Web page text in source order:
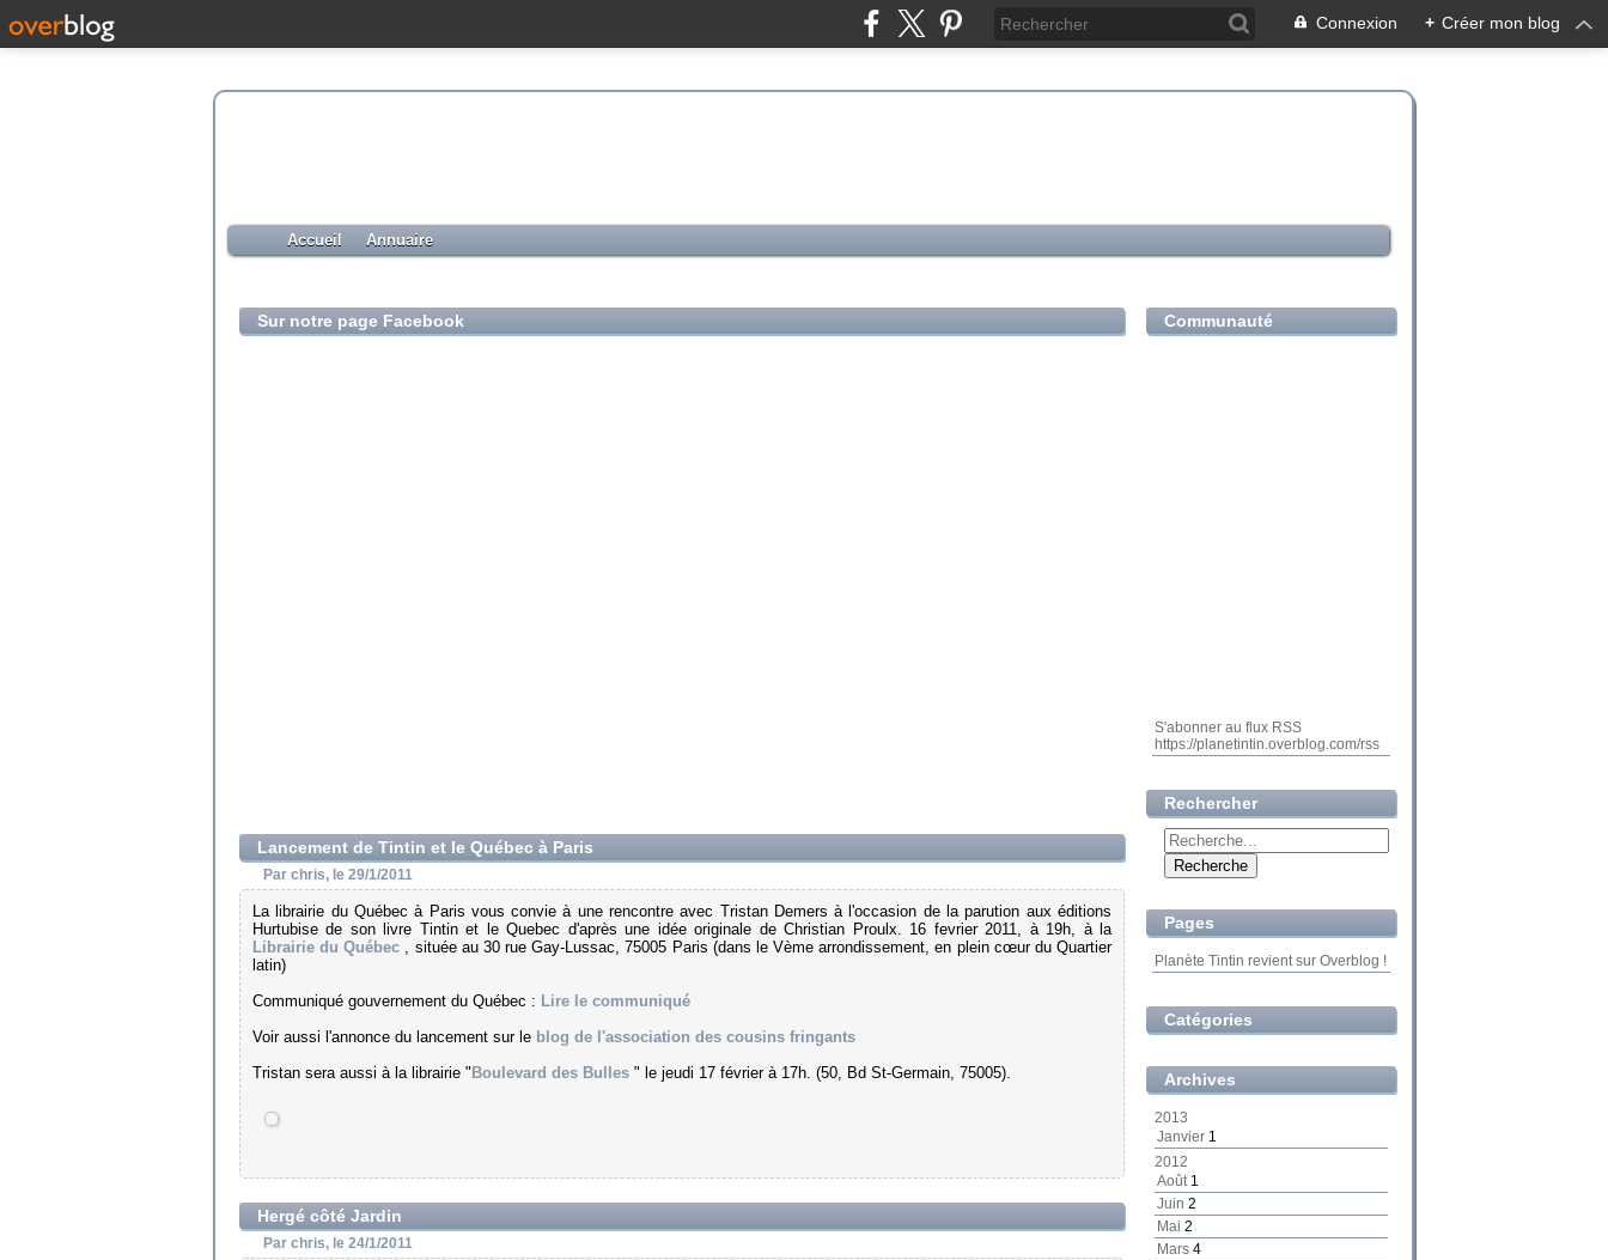
Connexion + Créer mon blog
Accueil Annuaire
Sur notre page Facebook
Lancement de Tintin et le Québec à Paris
Par chris, le 29/1/2011
La librairie du Québec à Paris vous convie à une rencontre avec Tristan Demers à l'occasion de la parution aux éditions
Hurtubise de son livre Tintin et le Quebec d'après une idée originale de Christian Proulx. 16 fevrier 2011, à 19h, à la
Librairie du Québec , située au 30 rue Gay-Lussac, 75005 Paris (dans le Vème arrondissement, en plein cœur du Quartier
latin)
Communiqué gouvernement du Québec : Lire le communiqué
Voir aussi l'annonce du lancement sur le blog de l'association des cousins fringants
Tristan sera aussi à la librairie " Boulevard des Bulles " le jeudi 17 février à 17h. (50, Bd St-Germain, 75005).
Hergé côté Jardin
Par chris, le 24/1/2011
Communauté
S'abonner au flux RSS
https://planetintin.overblog.com/rss
Rechercher
Pages
Planète Tintin revient sur Overblog !
Catégories
Archives
2013
Janvier 1
2012
Août 1
Juin 2
Mai 2
Mars 4